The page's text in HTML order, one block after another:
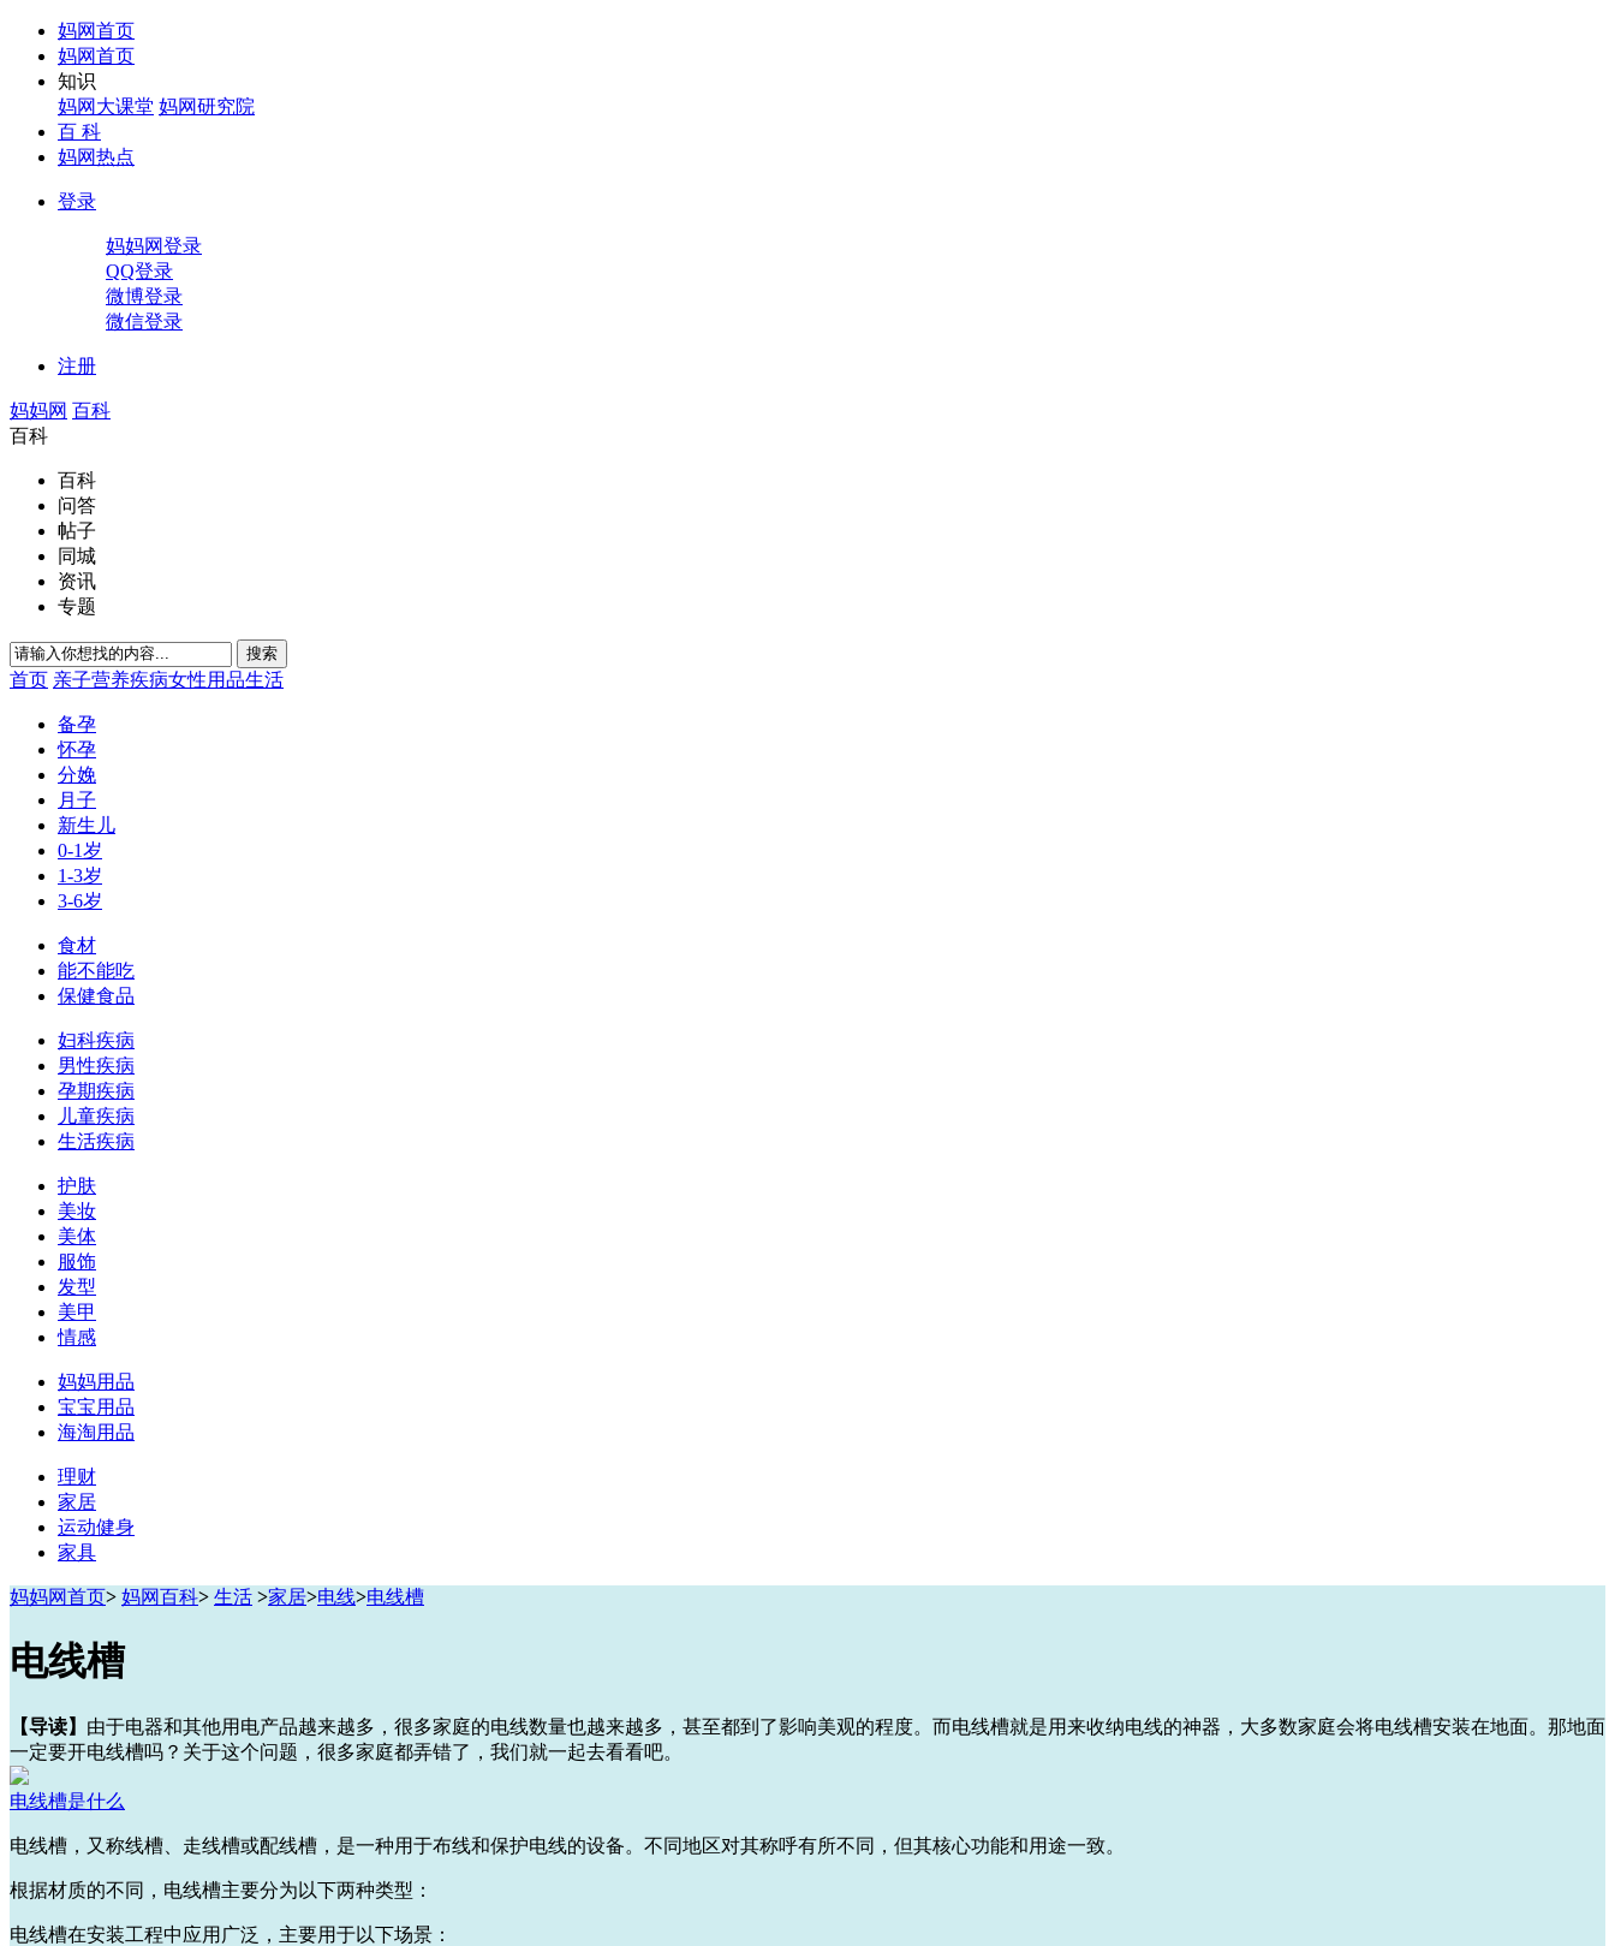
妈网首页
妈网首页
知识
妈网大课堂 妈网研究院
百 科
妈网热点
登录
妈妈网登录
QQ登录
微博登录
微信登录
注册
妈妈网 百科
百科
百科
问答
帖子
同城
资讯
专题
搜索
首页 亲子营养疾病女性用品生活
备孕
怀孕
分娩
月子
新生儿
0-1岁
1-3岁
3-6岁
食材
能不能吃
保健食品
妇科疾病
男性疾病
孕期疾病
儿童疾病
生活疾病
护肤
美妆
美体
服饰
发型
美甲
情感
妈妈用品
宝宝用品
海淘用品
理财
家居
运动健身
家具
妈妈网首页> 妈网百科> 生活 >家居>电线>电线槽
电线槽
【导读】 由于电器和其他用电产品越来越多，很多家庭的电线数量也越来越多，甚至都到了影响美观的程度。而电线槽就是用来收纳电线的神器，大多数家庭会将电线槽安装在地面。那地面
一定要开电线槽吗？关于这个问题，很多家庭都弄错了，我们就一起去看看吧。
电线槽是什么
电线槽，又称线槽、走线槽或配线槽，是一种用于布线和保护电线的设备。不同地区对其称呼有所不同，但其核心功能和用途一致。
根据材质的不同，电线槽主要分为以下两种类型：
电线槽在安装工程中应用广泛，主要用于以下场景：